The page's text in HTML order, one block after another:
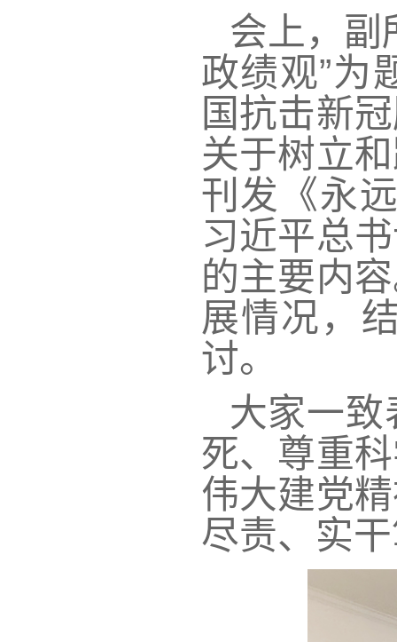
会上，副
政绩观”为
国抗击新
关于树立
刊发《永
习近平总
的主要内
展情况，
讨。
大家一
死、尊重
伟大建党
尽责、实